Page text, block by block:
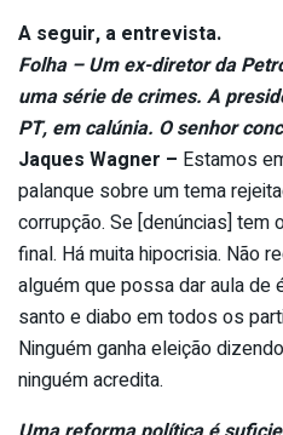
A seguir, a entrevista.
Folha – Um ex-diretor da
uma série de crimes. A
PT, em calúnia. O senhor
Jaques Wagner – Estamos
palanque sobre um tema
corrupção. Se [denúncias] tem
final. Há muita hipocrisia. Não
alguém que possa dar aula de
santo e diabo em todos os
Ninguém ganha eleição
ninguém acredita.